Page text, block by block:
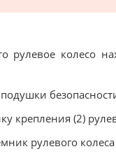
рулевое колесо
крепления (2)
рулевого